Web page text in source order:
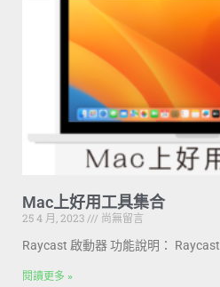
Mac上好用工具集合
25 4 月, 2023
尚無留言
Raycast 啟動器 功能說明： Raycast
閱讀更多 »